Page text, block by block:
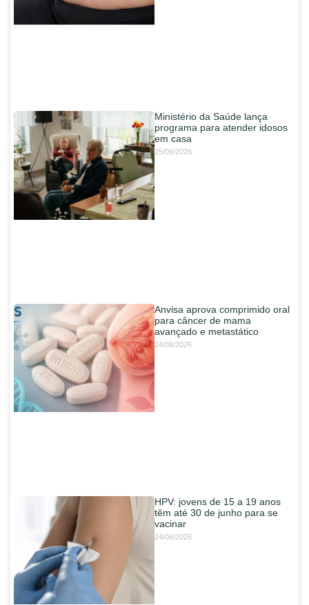
Ministério da Saúde lança
programa para atender idosos
em casa
25/06/2026
Anvisa aprova comprimido oral
para câncer de mama
avançado e metastático
24/06/2026
HPV: jovens de 15 a 19 anos
têm até 30 de junho para se
vacinar
24/06/2026